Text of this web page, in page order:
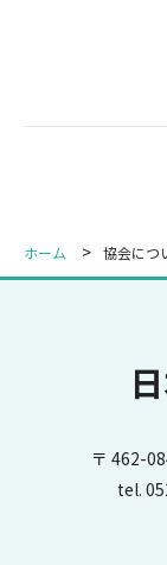
ホーム 協会につ
〒 462-
tel.